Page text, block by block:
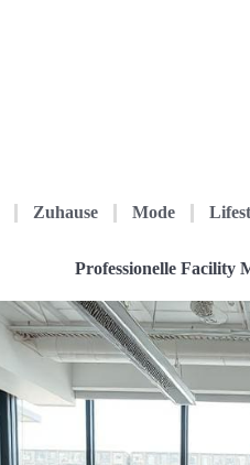
Zuhause Mode
Professionelle Facility